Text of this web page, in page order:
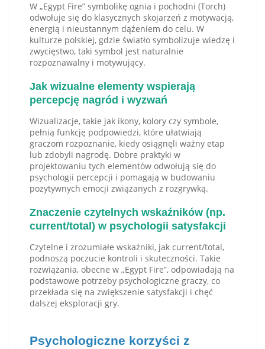
W „Egypt Fire” symbolikę ognia i pochodni (Torch)
odwołuje się do klasycznych skojarzeń z motywacją,
energią i nieustannym dążeniem do celu. W
kulturze polskiej, gdzie światło symbolizuje wiedzę i
zwycięstwo, taki symbol jest naturalnie
rozpoznawalny i motywujący.
Jak wizualne elementy wspierają
percepcję nagród i wyzwań
Wizualizacje, takie jak ikony, kolory czy symbole,
pełnią funkcję podpowiedzi, które ułatwiają
graczom rozpoznanie, kiedy osiągnęli ważny etap
lub zdobyli nagrodę. Dobre praktyki w
projektowaniu tych elementów odwołują się do
psychologii percepcji i pomagają w budowaniu
pozytywnych emocji związanych z rozgrywką.
Znaczenie czytelnych wskaźników (np.
current/total) w psychologii satysfakcji
Czytelne i zrozumiałe wskaźniki, jak current/total,
podnoszą poczucie kontroli i skuteczności. Takie
rozwiązania, obecne w „Egypt Fire”, odpowiadają na
podstawowe potrzeby psychologiczne graczy, co
przekłada się na zwiększenie satysfakcji i chęć
dalszej eksploracji gry.
Psychologiczne korzyści z